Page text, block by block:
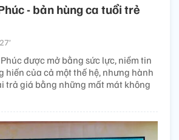
- bản hùng ca tuổi trẻ
được mở bằng sức lực, niềm tin
hiến của cả một thế hệ, nhưng hành
trả giá bằng những mất mát không